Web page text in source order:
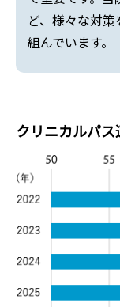
ど、様々な対
組んでいます。
クリニカルパス